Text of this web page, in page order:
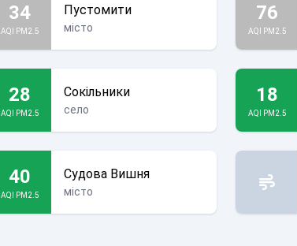
34
AQI PM2.5
Пустомити
місто
76
AQI PM2.5
28
AQI PM2.5
Сокільники
село
18
AQI PM2.5
40
AQI PM2.5
Судова Вишня
місто